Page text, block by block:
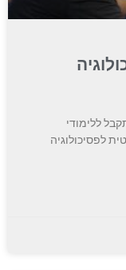
ללימודי
לפסיכולוגיה